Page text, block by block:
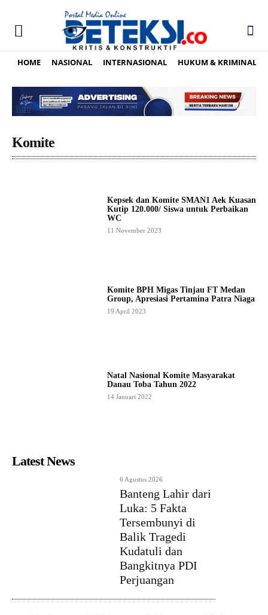
HOME NASIONAL INTERNASIONAL HUKUM & KRIMINAL
Komite
Kepsek dan Komite SMAN1 Aek Kuasan
Kutip 120.000/ Siswa untuk Perbaikan
WC
11 November 2023
Komite BPH Migas Tinjau FT Medan
Group, Apresiasi Pertamina Patra Niaga
19 April 2023
Natal Nasional Komite Masyarakat
Danau Toba Tahun 2022
14 Januari 2022
Latest News
6 Agustus 2026
Banteng Lahir dari
Luka: 5 Fakta
Tersembunyi di
Balik Tragedi
Kudatuli dan
Bangkitnya PDI
Perjuangan